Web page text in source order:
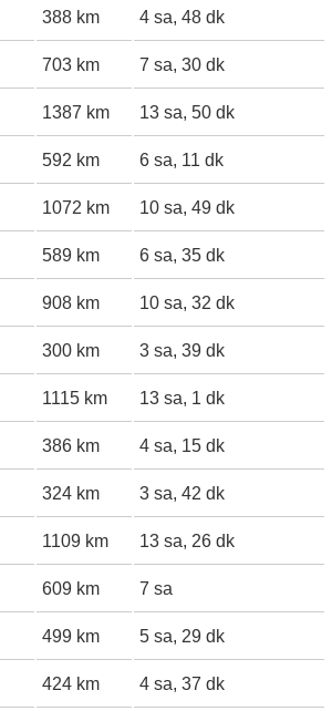
388 km 4 sa, 48 dk
703 km 7 sa, 30 dk
1387 km 13 sa, 50 dk
592 km 6 sa, 11 dk
1072 km 10 sa, 49 dk
589 km 6 sa, 35 dk
908 km 10 sa, 32 dk
300 km 3 sa, 39 dk
1115 km 13 sa, 1 dk
386 km 4 sa, 15 dk
324 km 3 sa, 42 dk
1109 km 13 sa, 26 dk
609 km 7 sa
499 km 5 sa, 29 dk
424 km 4 sa, 37 dk